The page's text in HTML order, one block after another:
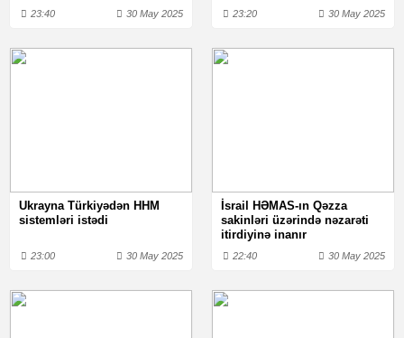
23:40 30 May 2025 23:20 30 May 2025
Ukrayna Türkiyədən HHM
sistemləri istədi
23:00 30 May 2025
İsrail HƏMAS-ın Qəzza
sakinləri üzərində nəzarəti
itirdiyinə inanır
22:40 30 May 2025